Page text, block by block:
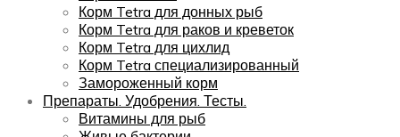
Корм Tetra для донных рыб
Корм Tetra для раков и креветок
Корм Tetra для цихлид
Корм Tetra специализированный
Замороженный корм
Препараты. Удобрения. Тесты.
Витамины для рыб